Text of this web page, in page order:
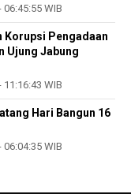
WIB
Korupsi Pengadaan
Ujung Jabung
WIB
Hari Bangun 16
WIB